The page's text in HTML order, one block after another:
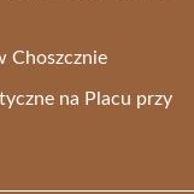
Choszcznie
na Placu przy